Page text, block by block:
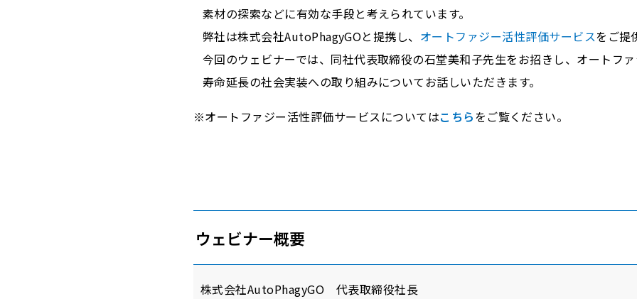
素材の探索などに有効な手段と考えられています。
弊社は株式会社AutoPhagyGOと提携し、 オートファジー活性評価サービスをご提
今回のウェビナーでは、同社代表取締役の石堂美和子先生をお招きし、オートフ
寿命延長の社会実装への取り組みについてお話しいただきます。
※オートファジー活性評価サービスについてはこちらをご覧ください。
ウェビナー概要
株式会社AutoPhagyGO 代表取締役社長